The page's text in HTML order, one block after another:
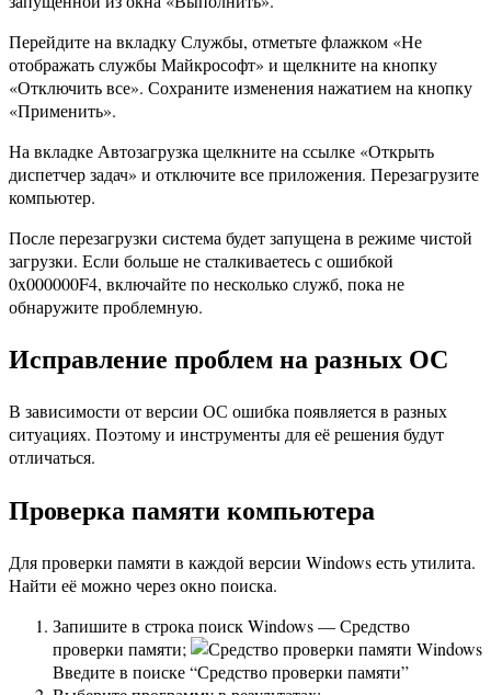
Перейдите на вкладку Службы, отметьте флажком «Не
отображать службы Майкрософт» и щелкните на кнопку
«Отключить все». Сохраните изменения нажатием на кнопку
«Применить».
На вкладке Автозагрузка щелкните на ссылке «Открыть
диспетчер задач» и отключите все приложения. Перезагрузите
компьютер.
После перезагрузки система будет запущена в режиме чистой
загрузки. Если больше не сталкиваетесь с ошибкой
0x000000F4, включайте по несколько служб, пока не
обнаружите проблемную.
Исправление проблем на разных ОС
В зависимости от версии ОС ошибка появляется в разных
ситуациях. Поэтому и инструменты для её решения будут
отличаться.
Проверка памяти компьютера
Для проверки памяти в каждой версии Windows есть утилита.
Найти её можно через окно поиска.
Запишите в строка поиск Windows — Средство
проверки памяти;
Введите в поиске “Средство проверки памяти”